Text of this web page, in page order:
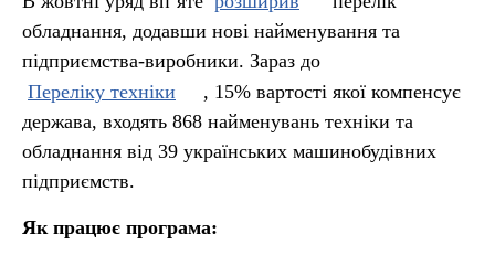
обладнання, додавши нові найменування та
підприємства-виробники. Зараз до
Переліку техніки
, 15% вартості якої компенсує
держава, входять 868 найменувань техніки та
обладнання від 39 українських машинобудівних
підприємств.
Як працює програма: